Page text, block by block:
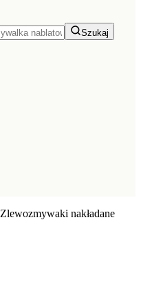
Szukaj
Zlewozmywaki nakładane